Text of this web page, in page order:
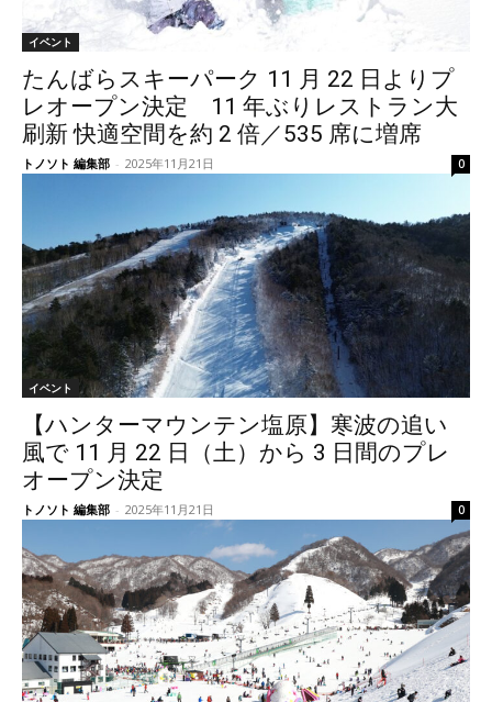
イベント
たんばらスキーパーク 11 月 22 日よりプ
レオープン決定 11 年ぶりレストラン大
刷新 快適空間を約 2 倍／535 席に増席
トノソト 編集部 - 2025年11月21日 0
イベント
【ハンターマウンテン塩原】寒波の追い
風で 11 月 22 日（土）から 3 日間のプレ
オープン決定
トノソト 編集部 - 2025年11月21日 0